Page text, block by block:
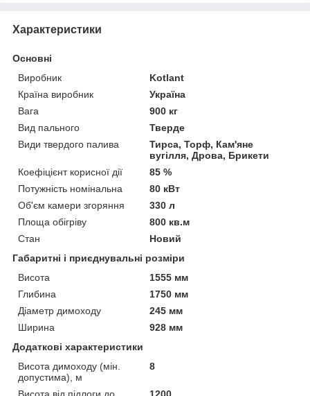
Характеристики
Основні
Виробник
Kotlant
Країна виробник
Україна
Вага
900 кг
Вид пального
Тверде
Види твердого палива
Тирса, Торф, Кам'яне
вугілля, Дрова, Брикети
Коефіцієнт корисної дії
85 %
Потужність номінальна
80 кВт
Об'єм камери згоряння
330 л
Площа обігріву
800 кв.м
Стан
Новий
Габаритні і приєднувальні розміри
Висота
1555 мм
Глибина
1750 мм
Діаметр димоходу
245 мм
Ширина
928 мм
Додаткові характеристики
Висота димоходу (мін.
допустима), м
8